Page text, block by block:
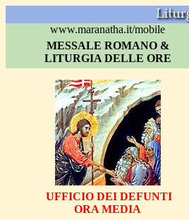
www.maranatha.it/mobile
MESSALE ROMANO &
LITURGIA DELLE ORE
UFFICIO DEI DEFUNTI
ORA MEDIA